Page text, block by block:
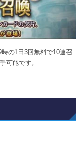
の1日3回無料で10連召
可能です。